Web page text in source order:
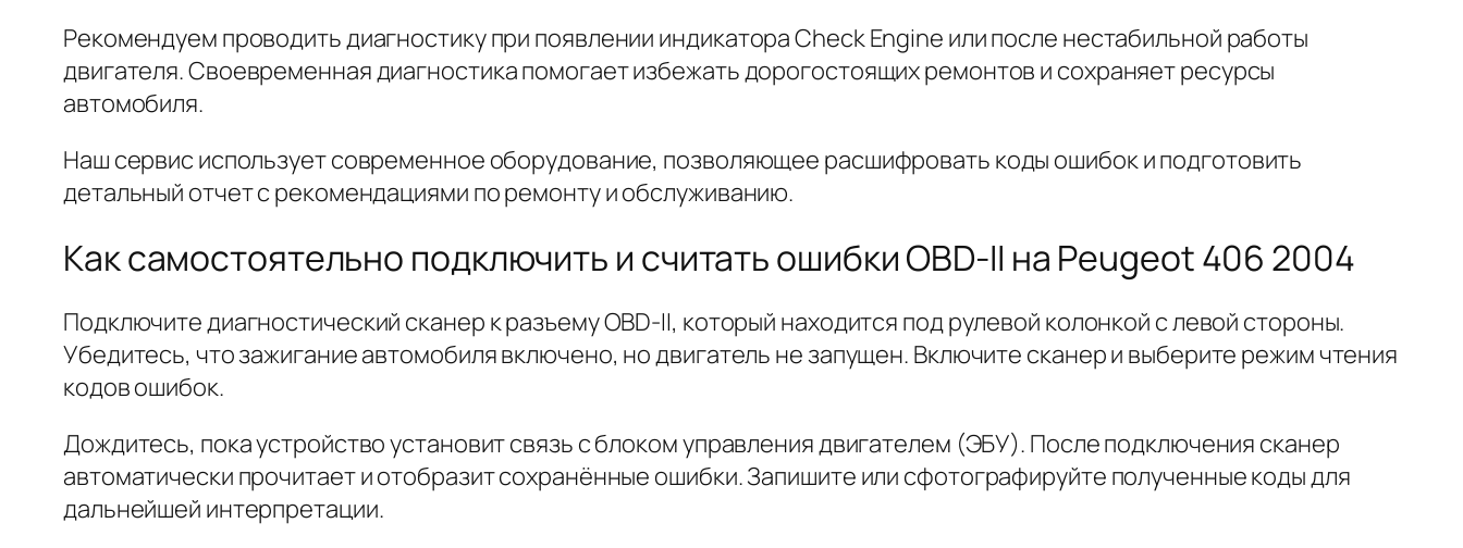
Рекомендуем проводить диагностику при появлении индикатора Check Engine или после нестабильной работы
двигателя.Своевременная диагностика помогает избежать дорогостоящих ремонтов и сохраняет ресурсы
автомобиля.
Наш сервис использует современное оборудование, позволяющее расшифровать коды ошибок и подготовить
детальный отчет с рекомендациями по ремонту и обслуживанию.
Как самостоятельно подключить и считать ошибки OBD-II на Peugeot 406 2004
Подключите диагностический сканер к разъему OBD-II, который находится под рулевой колонкой с левой стороны.
Убедитесь, что зажигание автомобиля включено, но двигатель не запущен. Включите сканер и выберите режим чтения
кодов ошибок.
Дождитесь, пока устройство установит связь с блоком управления двигателем (ЭБУ). После подключения сканер
автоматически прочитает и отобразит сохранённые ошибки. Запишите или сфотографируйте полученные коды для
дальнейшей интерпретации.